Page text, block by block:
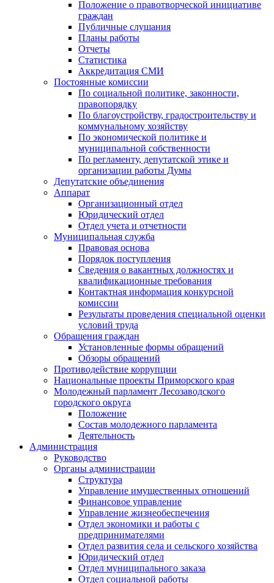
Положение о правотворческой инициативе
граждан
Публичные слушания
Планы работы
Отчеты
Статистика
Аккредитация СМИ
Постоянные комиссии
По социальной политике, законности,
правопорядку
По благоустройству, градостроительству и
коммунальному хозяйству
По экономической политике и
муниципальной собственности
По регламенту, депутатской этике и
организации работы Думы
Депутатские объединения
Аппарат
Организационный отдел
Юридический отдел
Отдел учета и отчетности
Муниципальная служба
Правовая основа
Порядок поступления
Сведения о вакантных должностях и
квалификационные требования
Контактная информация конкурсной
комиссии
Результаты проведения специальной оценки
условий труда
Обращения граждан
Установленные формы обращений
Обзоры обращений
Противодействие коррупции
Национальные проекты Приморского края
Молодежный парламент Лесозаводского
городского округа
Положение
Состав молодежного парламента
Деятельность
Администрация
Руководство
Органы администрации
Структура
Управление имущественных отношений
Финансовое управление
Управление жизнеобеспечения
Отдел экономики и работы с
предпринимателями
Отдел развития села и сельского хозяйства
Юридический отдел
Отдел муниципального заказа
Отдел социальной работы